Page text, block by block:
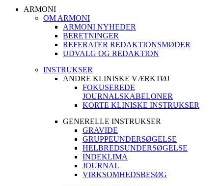
ARMONI
OM ARMONI
ARMONI NYHEDER
BERETNINGER
REFERATER REDAKTIONSMØDER
UDVALG OG REDAKTION
INSTRUKSER
ANDRE KLINISKE VÆRKTØJ
FOKUSEREDE
JOURNALSKABELONER
KORTE KLINISKE INSTRUKSER
GENERELLE INSTRUKSER
GRAVIDE
GRUPPEUNDERSØGELSE
HELBREDSUNDERSØGELSE
INDEKLIMA
JOURNAL
VIRKSOMHEDSBESØG